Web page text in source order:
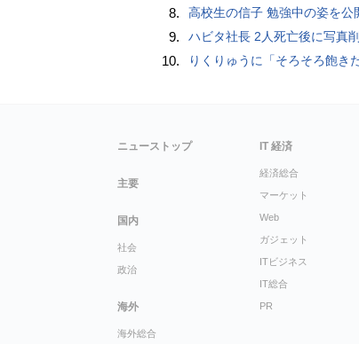
8. 高校生の信子 勉強中の姿を公
9. ハビタ社長 2人死亡後に写真
10. りくりゅうに「そろそろ飽きた
ニューストップ
主要
国内
社会
政治
海外
海外総合
IT 経済
経済総合
マーケット
Web
ガジェット
ITビジネス
IT総合
PR